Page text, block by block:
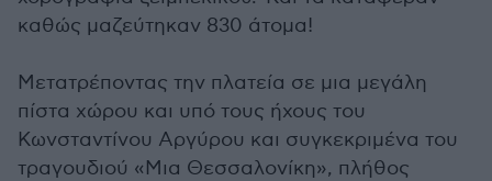
καθώς μαζεύτηκαν 830 άτομα!
Μετατρέποντας την πλατεία σε μια μεγάλη
πίστα χώρου και υπό τους ήχους του
Κωνσταντίνου Αργύρου και συγκεκριμένα του
τραγουδιού «Μια Θεσσαλονίκη», πλήθος